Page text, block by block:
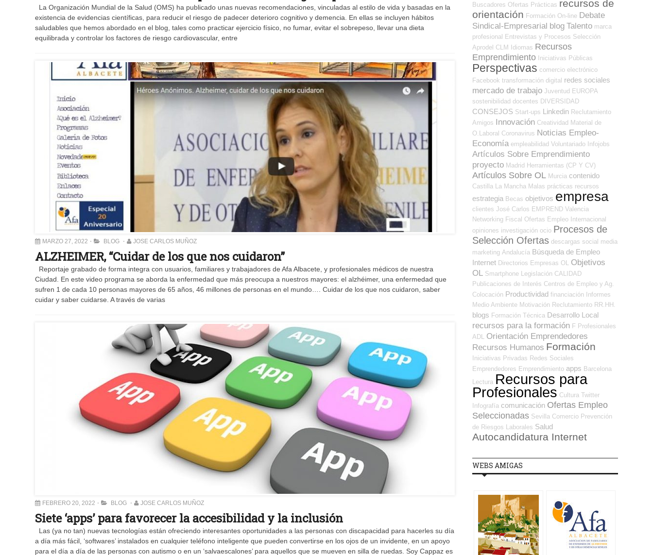
La Organización Mundial de la Salud (OMS) ha publicado unas nuevas recomendaciones, vinculadas al estilo de vida y basadas en la
existencia de evidencias científicas, para reducir el riesgo de padecer deterioro cognitivo y demencia. En ellas se incluyen hábitos
saludables que hemos abordado en el blog, tales como practicar ejercicio físico, no fumar, evitar el sobrepeso, llevar una dieta
equilibrada y controlar los factores de riesgo cardiovascular, entre
MARZO 27, 2022 BLOG JOSE CARLOS MUÑOZ
ALZHEIMER, “Cuidar de los que nos cuidaron”
Reportaje grabado de forma integra con usuarios, familiares y trabajadores de Afa Albacete, y profesionales médicos de nuestra
Ciudad. En este video programa se aborda la enfermedad que más preocupa a nuestros mayores: el alzhéimer, una enfermedad que
sufren 1 de cada 10 personas mayores de 65 años, 46 millones de personas en el mundo…. Cuidar de los que nos cuidaron, saber
cuidar y saber cuidarse. A través de varias
FEBRERO 20, 2022 BLOG JOSE CARLOS MUÑOZ
Siete ‘apps’ para favorecer la accesibilidad y la inclusión
Las (ya no tan) nuevas tecnologías están ofreciendo interesantes oportunidades a las personas con discapacidad para hacerles su día
a día más fácil, ‘softwares’ instalados en cualquier teléfono inteligente que pueden convertirse en los ojos de un invidente, en un apoyo
para el día a día de las personas con autismo o en un ‘salvaescalones’ para aquellos que se mueven en silla de ruedas. Soy Cappaz es
Buscadores Ofertas Prácticas recursos de
orientación Formación On-line Debate
Sindical-Empresarial blog Talento marca
profesional
Entrevistas y Procesos Selección
Aprodel CLM
Idiomas Recursos
Emprendimiento Iniciativas Públicas
Perspectivas comercio electrónico
Facebook transformación digital redes sociales
mercado de trabajo Juventud EUROPA
sostenibilidad docentes DIVERSIDAD
CONSEJOS Start-ups Linkedin Reclutamiento
Amigos Innovación Creatividad Material de
O.Laboral Coronavirus Noticias Empleo-
Economía empleabilidad Voluntariado Infojobs
Artículos Sobre Emprendimiento
proyecto Madrid Herramientas (CP Y CV)
Artículos Sobre OL Murcia contenido
Castilla La Mancha Malas prácticas recursos
estrategia Becas objetivos empresa
clientes José Carlos EMPREND Valencia
Networking Fiscal Ofertas Empleo Internacional
opiniones investigación ocio Procesos de
Selección Ofertas descargas social media
marketing Andalucía Búsqueda de Empleo
Internet Directorios Empresas OL
Objetivos
OL Smartphone Legislación CALIDAD
Publicaciones de Interés Centros de Empleo y Ag.
Colocación Productividad financiación
Informes
Medio Ambiente Motivación Reclutamiento RR.HH.
blogs Formación Técnica Desarrollo Local
recursos para la formación F Profesionales
ADL
Orientación Emprendedores
Recursos Humanos Formación
Iniciativas Privadas Redes Sociales
Emprendedores Emprendimiento apps Barcelona
Lectura Recursos para
Profesionales Cultura Twitter
Infografía comunicación Ofertas Empleo
Seleccionadas Sevilla Comercio Prevención
de Riesgos Laborales Salud
Autocandidatura Internet
WEBS AMIGAS